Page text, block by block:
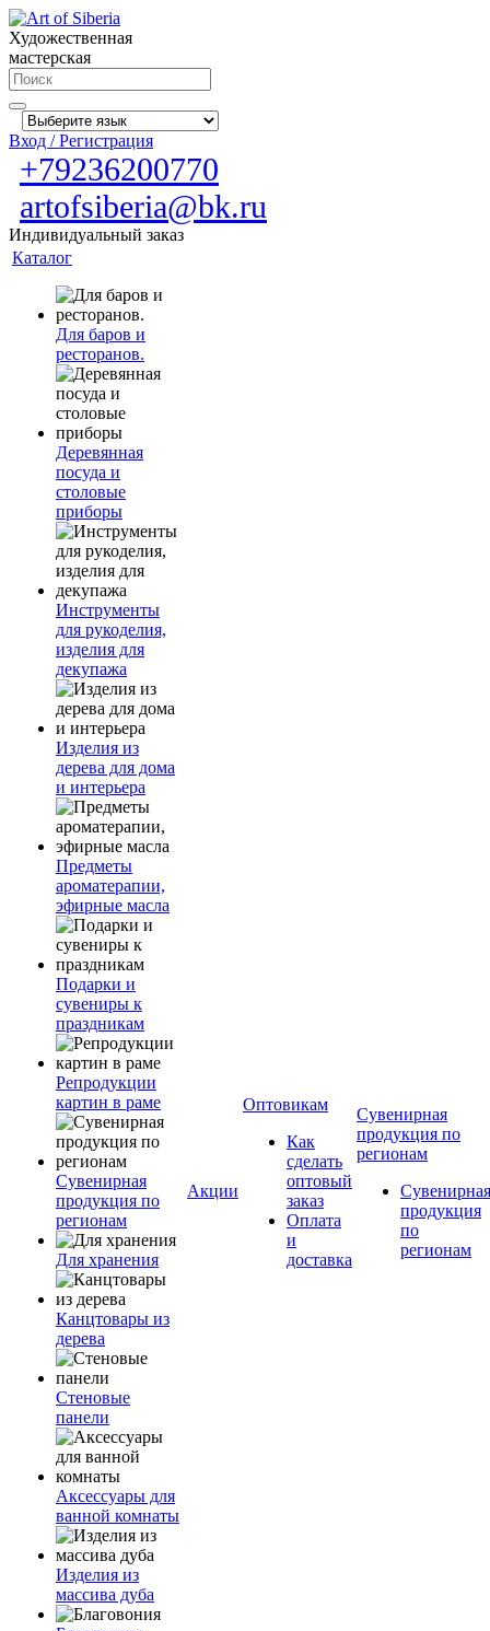
Художественная
мастерская
Вход / Регистрация
+79236200770
artofsiberia@bk.ru
Индивидуальный заказ
Каталог
Для баров и
ресторанов.
Деревянная
посуда и
столовые
приборы
Инструменты
для рукоделия,
изделия для
декупажа
Изделия из
дерева для дома
и интерьера
Предметы
ароматерапии,
эфирные масла
Подарки и
сувениры к
праздникам
Репродукции
картин в раме
Сувенирная
продукция по
регионам
Для хранения
Канцтовары из
дерева
Стеновые
панели
Аксессуары для
ванной комнаты
Изделия из
массива дуба
Акции
Оптовикам
Как
сделать
оптовый
заказ
Оплата
и
доставка
Сувенирная
продукция по
регионам
Сувенирная
продукция
по
регионам